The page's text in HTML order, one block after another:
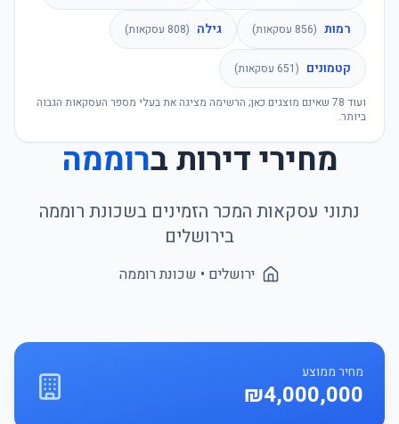
רמות (
856 עסקאות) גילה (
808 עסקאות)
קטמונים (
651 עסקאות)
ועוד 78 שאינם מוצגים כאן; הרשימה מציגה את בעלי מספר העסקאות הגבוה
ביותר.
מחירי דירות ברוממה
נתוני עסקאות המכר הזמינים בשכונת רוממה
בירושלים
ירושלים • שכונתרוממה
מחיר ממוצע
₪4,000,000